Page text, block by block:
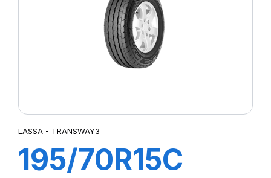
LASSA - TRANSWAY3
195/70R15C